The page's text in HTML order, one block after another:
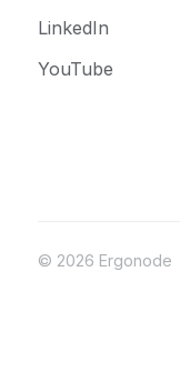
LinkedIn
YouTube
© 2026 Ergonode